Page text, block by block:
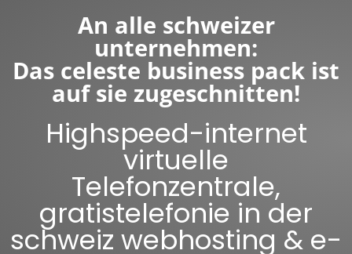
An alle schweizer
unternehmen:
Das celeste business pack ist
auf sie zugeschnitten!
Highspeed-internet
virtuelle
Telefonzentrale,
gratistelefonie in der
schweiz webhosting & e-